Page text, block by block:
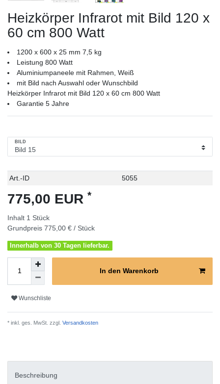
Heizkörper Infrarot mit Bild 120 x
60 cm 800 Watt
1200 x 600 x 25 mm 7,5 kg
Leistung 800 Watt
Aluminiumpaneele mit Rahmen, Weiß
mit Bild nach Auswahl oder Wunschbild
Heizkörper Infrarot mit Bild 120 x 60 cm 800 Watt
Garantie 5 Jahre
BILD
Technisches
Wert
Art.-ID 5055
775,00 EUR *
Inhalt 1 Stück
Grundpreis 775,00 € / Stück
Innerhalb von 30 Tagen lieferbar.
In den Warenkorb
Wunschliste
* inkl. ges. MwSt. zzgl. Versandkosten
Beschreibung